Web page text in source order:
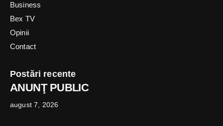
Business
Bex TV
Opinii
Contact
Postări recente
ANUNŢ PUBLIC
august 7, 2026